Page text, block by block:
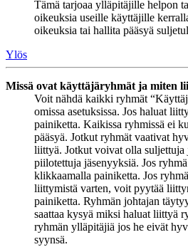
Tämä tarjoaa ylläpitäjille helpon
oikeuksia useille käyttäjille
oikeuksia tai hallita pääsyä
Ylös
Missä ovat käyttäjäryhmät ja miten
Voit nähdä kaikki ryhmät
omissa asetuksissa. Jos haluat
painiketta. Kaikissa ryhmissä ei
pääsyä. Jotkut ryhmät vaativat
liittyä. Jotkut voivat olla
piilotettuja jäsenyyksiä. Jos
klikkaamalla painiketta. Jos
liittymistä varten, voit pyytää
painiketta. Ryhmän johtajan
saattaa kysyä miksi haluat liittyä
ryhmän ylläpitäjiä jos he eivät
syynsä.